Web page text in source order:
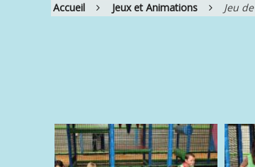
Accueil Jeux et Animations Jeu